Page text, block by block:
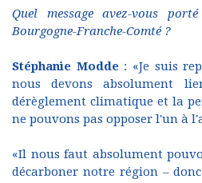
Quel message avez-vous
Bourgogne-Franche-Comté ?
Stéphanie Modde : «Je suis
nous devons absolument
dérèglement climatique et la
ne pouvons pas opposer l'un à
«Il nous faut absolument
décarboner notre région –